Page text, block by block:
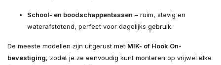
School- en boodschappentassen – ruim, stevig en
waterafstotend, perfect voor dagelijks gebruik.
De meeste modellen zijn uitgerust met MIK- of Hook On-
bevestiging, zodat je ze eenvoudig kunt monteren op vrijwel elke